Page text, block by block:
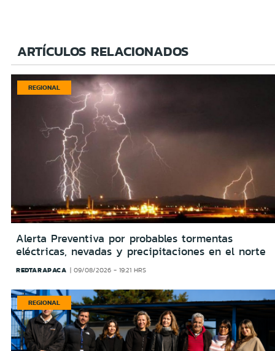
ARTÍCULOS RELACIONADOS
REGIONAL
Alerta Preventiva por probables tormentas
eléctricas, nevadas y precipitaciones en el norte
REDTARAPACA 09/08/2026 - 19:21 HRS
REGIONAL